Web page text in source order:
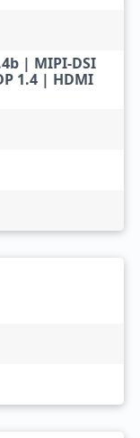
| MIPI-DSI
1.4 | HDMI